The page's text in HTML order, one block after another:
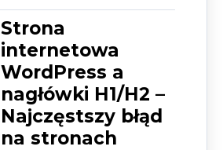
Strona
internetowa
WordPress a
nagłówki H1/H2 –
Najczęstszy błąd
na stronach